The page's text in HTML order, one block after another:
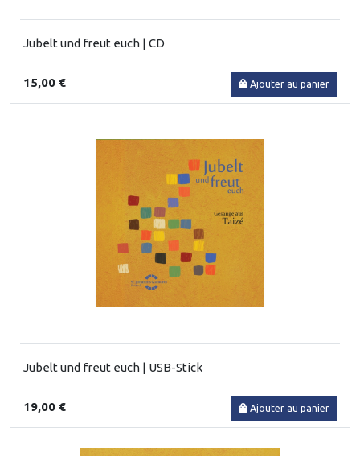
Jubelt und freut euch | CD
15,00 € Ajouter au panier
Jubelt und freut euch | USB-Stick
19,00 € Ajouter au panier